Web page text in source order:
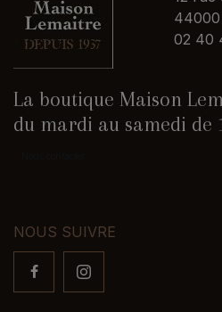
44000
02 40
La boutique Maison
du mardi au samedi de
NOUS SUIVRE